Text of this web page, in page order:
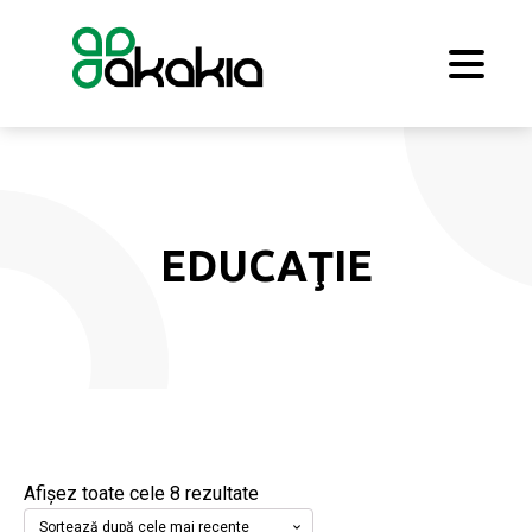
EDUCAŢIE
Afișez toate cele 8 rezultateSortat
după